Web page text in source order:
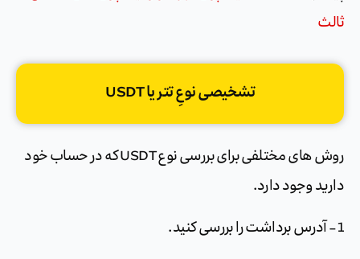
ثالث
تشخیصی نوعِ تتر یا USDT
روش های مختلفی برای بررسی نوع USDT که در حساب خود
دارید وجود دارد.
1- آدرس برداشت را بررسی کنید.